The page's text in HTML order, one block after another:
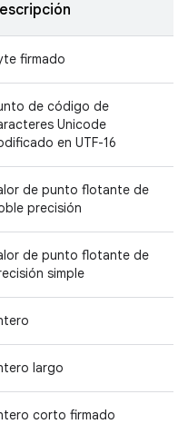
firmado
de código de
Unicode
en UTF-16
de punto flotante de
precisión
de punto flotante de
simple
largo
corto firmado